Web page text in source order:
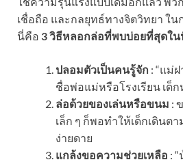
เชื่อถือ และกลยุทธ์ทางจิตวิทยา ใน
นี่คือ 3 วิธีหลอกล่อที่พบบ่อยที่สุดใน
ปลอมตัวเป็นคนรู้จัก : “แม่
ชื่อพ่อแม่หรือโรงเรียน เด็
ล่อด้วยของเล่นหรือขนม :
เล็ก ๆ ก็พอทำให้เด็กเดินต
ง่ายดาย
แกล้งขอความช่วยเหลือ :